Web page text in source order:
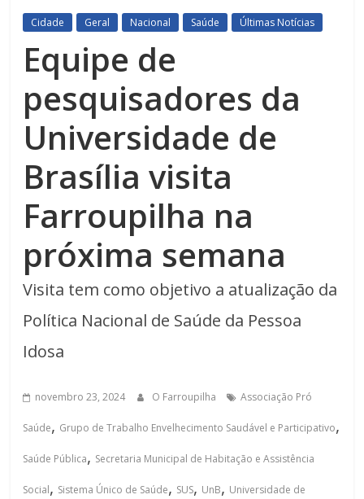
Cidade Geral Nacional Saúde Últimas Notícias
Equipe de
pesquisadores da
Universidade de
Brasília visita
Farroupilha na
próxima semana
Visita tem como objetivo a atualização da
Política Nacional de Saúde da Pessoa
Idosa
novembro 23, 2024 O Farroupilha Associação Pró
Saúde, Grupo de Trabalho Envelhecimento Saudável e Participativo,
Saúde Pública, Secretaria Municipal de Habitação e Assistência
Social, Sistema Único de Saúde, SUS, UnB, Universidade de